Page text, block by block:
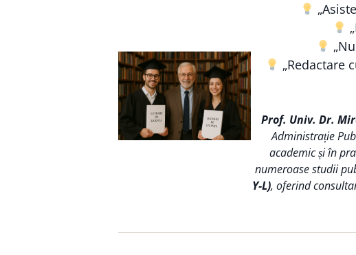
„Redactare
Prof. Univ. Dr.
Administrație
academic și în
numeroase studii
Y-L), oferind